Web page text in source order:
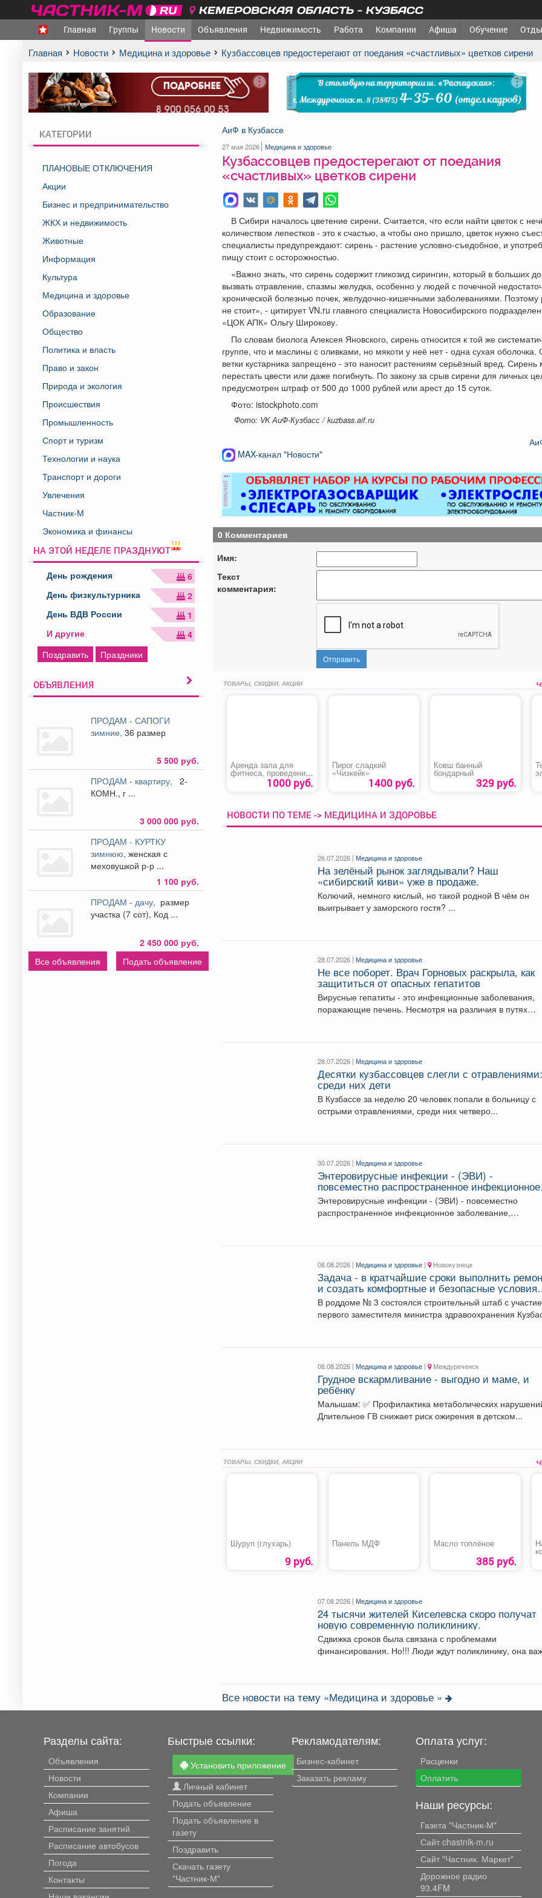
КЕМЕРОВСКАЯ ОБЛАСТЬ - КУЗБАСС
Главная Группы Новости Объявления Недвижимость Работа Компании Афиша Обучение
Главная Новости Медицина и здоровье Кузбассовцев предостерегают от поедания «счастливых» цветков сирени
реклама реклама
КАТЕГОРИИ
ПЛАНОВЫЕ ОТКЛЮЧЕНИЯ
Акции
Бизнес и предпринимательство
ЖКХ и недвижимость
Животные
Информация
Культура
Медицина и здоровье
Образование
Общество
Политика и власть
Право и закон
Природа и экология
Происшествия
Промышленность
Спорт и туризм
Технологии и наука
Транспорт и дороги
Увлечения
Частник-М
Экономика и финансы
НА ЭТОЙ НЕДЕЛЕ ПРАЗДНУЮТ
День рождения
6
День физкультурника
2
День ВДВ России
1
И другие
4
Поздравить
Праздники
ОБЪЯВЛЕНИЯ
ПРОДАМ - САПОГИ
зимние,36 размер
5 500 руб.
ПРОДАМ - квартиру,
2-
КОМН., г ...
3 000 000 руб.
ПРОДАМ - КУРТКУ
зимнюю,женская с
меховушкой р-р ...
1 100 руб.
ПРОДАМ - дачу, размер
участка (7 сот), Код ...
2 450 000 руб.
Все объявления
Подать объявление
АиФ в Кузбассе
27 мая 2026 Медицина и здоровье
Кузбассовцев предостерегают от поедания
«счастливых» цветков сирени
В Сибири началось цветение сирени. Считается, что если найти цветок с
количеством лепестков - это к счастью, а чтобы оно пришло, цветок нужно
специалисты предупреждают: сирень - растение условно-съедобное, и
пищу стоит с осторожностью.
«Важно знать, что сирень содержит гликозид сирингин, который в больших
вызвать отравление, спазмы желудка, особенно у людей с почечной
хронической болезнью почек, желудочно-кишечными заболеваниями. Поэтому
не стоит», - цитирует VN.ru главного специалиста Новосибирского
«ЦОК АПК» Ольгу Широкову.
По словам биолога Алексея Яновского, сирень относится к той же
группе, что и маслины с оливками, но мякоти у неё нет - одна сухая оболочка.
ветки кустарника запрещено - это наносит растениям серьёзный вред. Сирень
перестать цвести или даже погибнуть. По закону за срыв сирени для личных
предусмотрен штраф от 500 до 1000 рублей или арест до 15 суток.
Фото: istockphoto.com
Фото: VK АиФ-Кузбасс / kuzbass.aif.ru
MAX-канал "Новости"
реклама
0 Комментариев
Имя:
Текст
комментария:
Отправить
ТОВАРЫ, СКИДКИ, АКЦИИ
Аренда зала для
фитнеса, проведения
тренировок, мастер-
классов или других
1000 руб.
Пирог сладкий
«Чизкейк»
1400 руб.
Ковш банный
бондарный
329 руб.
НОВОСТИ ПО ТЕМЕ -> МЕДИЦИНА И ЗДОРОВЬЕ
26.07.2026 | Медицина и здоровье
На зелёный рынок заглядывали? Наш
«сибирский киви» уже в продаже.
Колючий, немного кислый, но такой родной В чём он
выигрывает у заморского гостя? ...
28.07.2026 | Медицина и здоровье
Не все поборет. Врач Горновых раскрыла, как
защититься от опасных гепатитов
Вирусные гепатиты - это инфекционные заболевания,
поражающие печень. Несмотря на различия в путях
28.07.2026 | Медицина и здоровье
Десятки кузбассовцев слегли с отравлениями:
среди них дети
В Кузбассе за неделю 20 человек попали в больницу с
острыми отравлениями, среди них четверо...
30.07.2026 | Медицина и здоровье
Энтеровирусные инфекции - (ЭВИ) -
повсеместно распространенное инфекционное
заболевание, вызываемое вирусами рода
Enterovirus.
Энтеровирусные инфекции - (ЭВИ) - повсеместно
распространенное инфекционное заболевание,
06.08.2026 | Медицина и здоровье | Новокузнецк
Задача - в кратчайшие сроки выполнить
и создать комфортные и безопасные условия
для будущих мам и новорождённых.
В роддоме № 3 состоялся строительный штаб с
первого заместителя министра здравоохранения
06.08.2026 | Медицина и здоровье | Междуреченск
Грудное вскармливание - выгодно и маме, и
ребёнку
Малышам: ✅ Профилактика метаболических нарушений.
Длительное ГВ снижает риск ожирения в детском...
ТОВАРЫ, СКИДКИ, АКЦИИ
Шуруп (глухарь)
9 руб.
Панель МДФ Масло топлёное
385 руб.
07.08.2026 | Медицина и здоровье
24 тысячи жителей Киселевска скоро получат
новую современную поликлинику.
Сдвижка сроков была связана с проблемами
финансирования. Но!!! Люди ждут поликлинику, она важна
Все новости на тему «Медицина и здоровье »
Разделы сайта:
Объявления
Новости
Компании
Афиша
Расписание занятий
Расписание автобусов
Погода
Контакты
Быстрые ссылки:
Установить приложение
Личный кабинет
Подать объявление
Подать объявление в
газету
Поздравить
Скачать газету
"Частник-М"
Рекламодателям:
Бизнес-кабинет
Заказать рекламу
Оплата услуг:
Расценки
Оплатить
Наши ресурсы:
Газета "Частник-М"
Сайт chastnik-m.ru
Сайт "Частник. Маркет"
Дорожное радио
93.4FM